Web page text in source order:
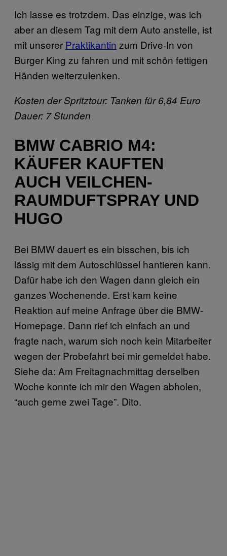
Ich lasse es trotzdem. Das einzige, was ich
aber an diesem Tag mit dem Auto anstelle, ist
mit unserer Praktikantin zum Drive-In von
Burger King zu fahren und mit schön fettigen
Händen weiterzulenken.
Kosten der Spritztour: Tanken für 6,84 Euro
Dauer: 7 Stunden
BMW CABRIO M4:
KÄUFER KAUFTEN
AUCH VEILCHEN-
RAUMDUFTSPRAY UND
HUGO
Bei BMW dauert es ein bisschen, bis ich
lässig mit dem Autoschlüssel hantieren kann.
Dafür habe ich den Wagen dann gleich ein
ganzes Wochenende. Erst kam keine
Reaktion auf meine Anfrage über die BMW-
Homepage. Dann rief ich einfach an und
fragte nach, warum sich noch kein Mitarbeiter
wegen der Probefahrt bei mir gemeldet habe.
Siehe da: Am Freitagnachmittag derselben
Woche konnte ich mir den Wagen abholen,
“auch gerne zwei Tage”. Dito.